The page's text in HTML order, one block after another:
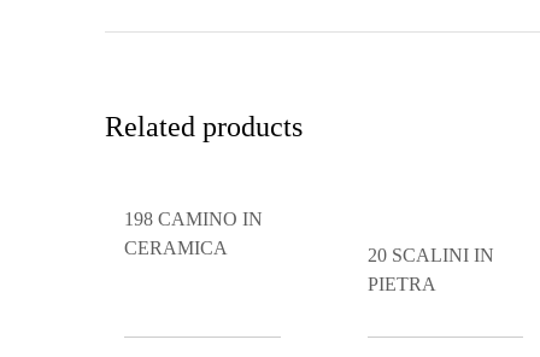
Related products
198 CAMINO IN
CERAMICA
20 SCALINI IN
PIETRA